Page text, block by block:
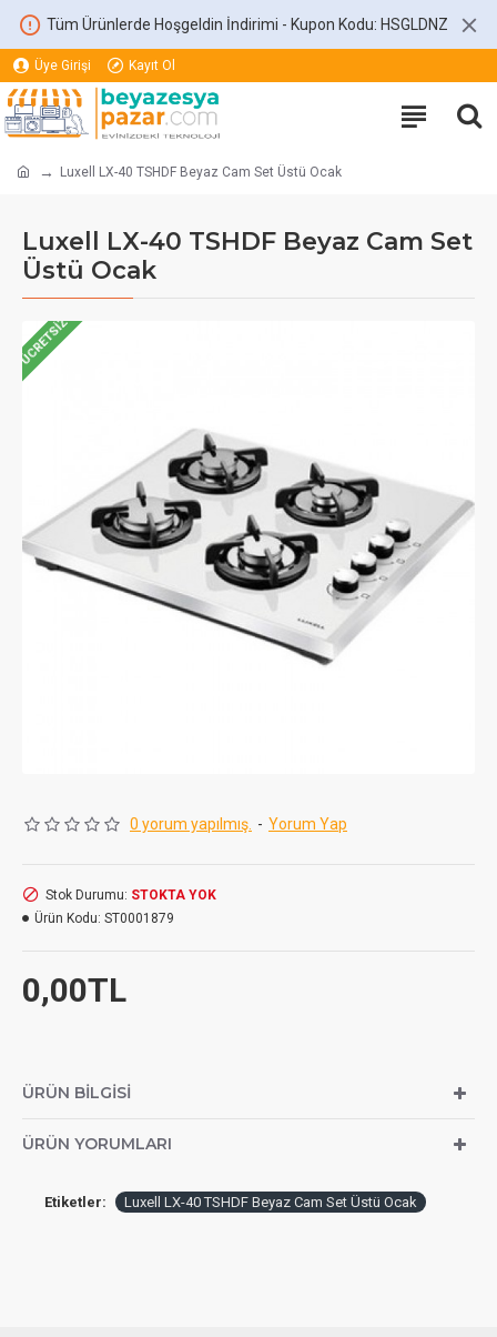
Tüm Ürünlerde Hoşgeldin İndirimi - Kupon Kodu: HSGLDNZ
Üye Girişi Kayıt Ol
Luxell LX-40 TSHDF Beyaz Cam Set Üstü Ocak
Luxell LX-40 TSHDF Beyaz Cam Set
Üstü Ocak
ÜCRETSIZ
0 yorum yapılmış. - Yorum Yap
0,00TL
Stok Durumu: STOKTA YOK
Ürün Kodu: ST0001879
ÜRÜN BILGISI
ÜRÜN YORUMLARI
Etiketler: Luxell LX-40 TSHDF Beyaz Cam Set Üstü Ocak